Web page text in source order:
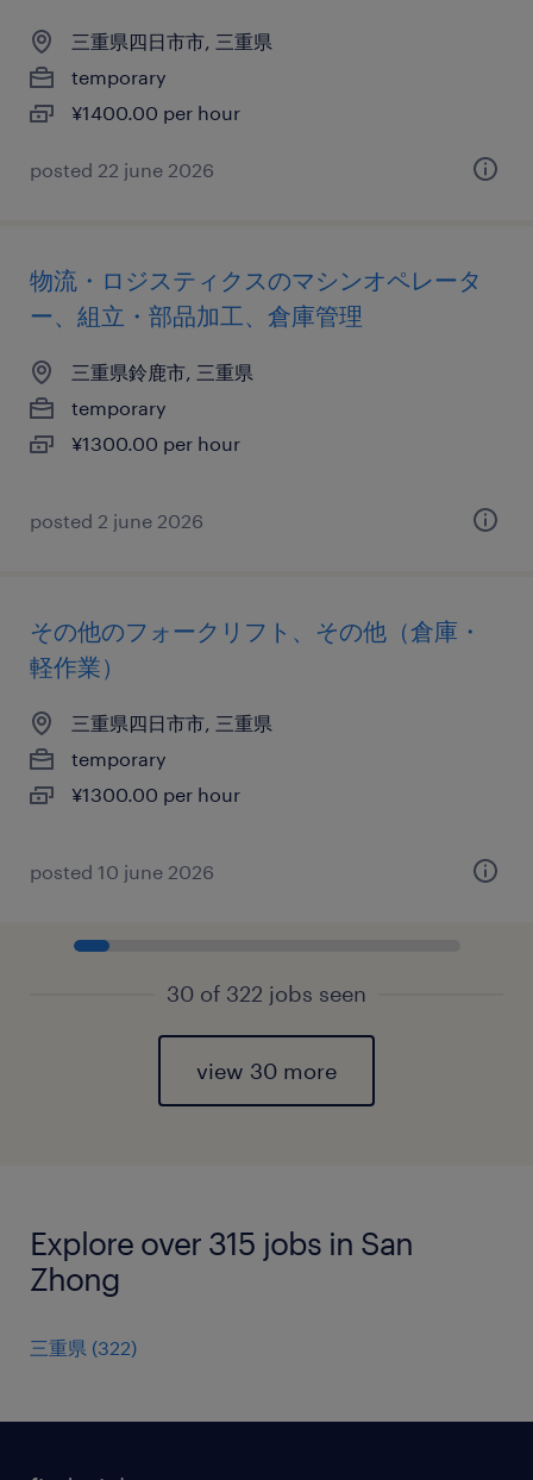
三重県四日市市, 三重県
temporary
¥1400.00 per hour
posted 22 june 2026
物流・ロジスティクスのマシンオペレータ
ー、組立・部品加工、倉庫管理
三重県鈴鹿市, 三重県
temporary
¥1300.00 per hour
posted 2 june 2026
その他のフォークリフト、その他（倉庫・
軽作業）
三重県四日市市, 三重県
temporary
¥1300.00 per hour
posted 10 june 2026
30 of 322 jobs seen
view 30 more
Explore over 315 jobs in San
Zhong
三重県 (322)